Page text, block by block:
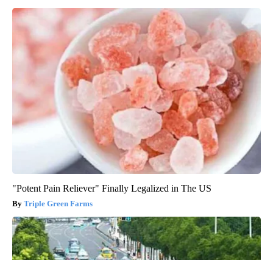
"Potent Pain Reliever" Finally Legalized in The US
Triple Green Farms